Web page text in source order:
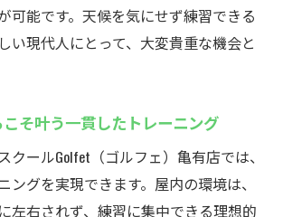
可能です。天候を気にせず練習できる
い現代人にとって、大変貴重な機会と
そ叶う一貫したトレーニング
クールGolfet（ゴルフェ）亀有店では、
ングを実現できます。屋内の環境は、
左右されず、練習に集中できる理想的